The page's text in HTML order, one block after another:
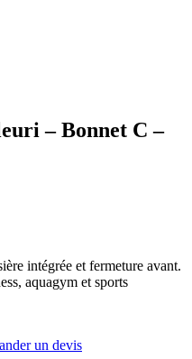
– Bonnet C –
intégrée et fermeture avant.
aquagym et sports
un devis